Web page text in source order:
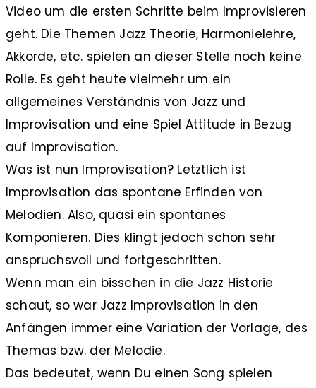
Video um die ersten Schritte beim Improvisieren
geht. Die Themen Jazz Theorie, Harmonielehre,
Akkorde, etc. spielen an dieser Stelle noch keine
Rolle. Es geht heute vielmehr um ein
allgemeines Verständnis von Jazz und
Improvisation und eine Spiel Attitude in Bezug
auf Improvisation.
Was ist nun Improvisation? Letztlich ist
Improvisation das spontane Erfinden von
Melodien. Also, quasi ein spontanes
Komponieren. Dies klingt jedoch schon sehr
anspruchsvoll und fortgeschritten.
Wenn man ein bisschen in die Jazz Historie
schaut, so war Jazz Improvisation in den
Anfängen immer eine Variation der Vorlage, des
Themas bzw. der Melodie.
Das bedeutet, wenn Du einen Song spielen